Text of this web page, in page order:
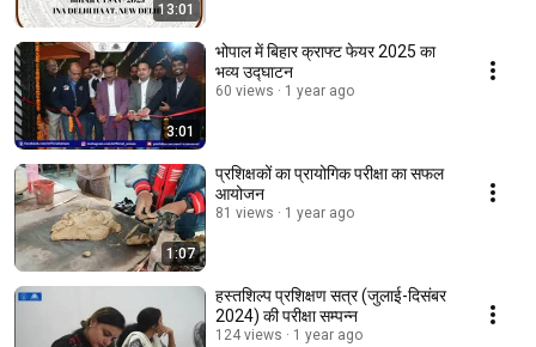
13:01
3:01
भोपाल में बिहार क्राफ्ट फेयर 2025 का
भव्य उद्घाटन
60 views 1 year ago
1:07
प्रशिक्षकों का प्रायोगिक परीक्षा का सफल
आयोजन
81 views 1 year ago
हस्तशिल्प प्रशिक्षण सत्र (जुलाई-दिसंबर
2024) की परीक्षा सम्पन्न
124 views 1 year ago